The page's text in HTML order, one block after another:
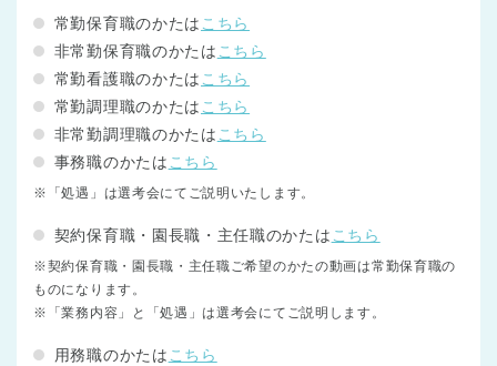
常勤保育職のかたはこちら
非常勤保育職のかたはこちら
常勤看護職のかたはこちら
常勤調理職のかたはこちら
非常勤調理職のかたはこちら
事務職のかたはこちら
※「処遇」は選考会にてご説明いたします。
契約保育職・園長職・主任職のかたはこちら
※契約保育職・園長職・主任職ご希望のかたの動画は常勤保育職の
ものになります。
※「業務内容」と「処遇」は選考会にてご説明します。
用務職のかたはこちら